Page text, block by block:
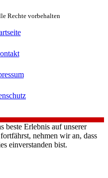
Rechte vorbehalten
beste Erlebnis auf unserer
nehmen wir an, dass
einverstanden bist.